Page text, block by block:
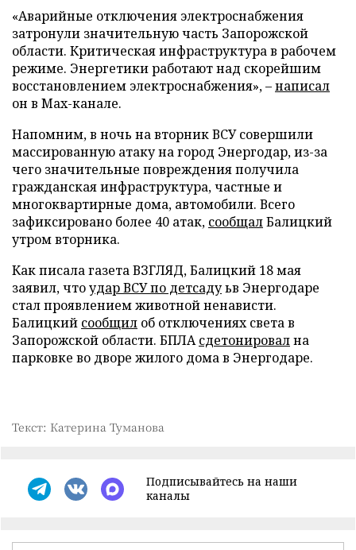
«Аварийные отключения электроснабжения
затронули значительную часть Запорожской
области. Критическая инфраструктура в рабочем
режиме. Энергетики работают над скорейшим
восстановлением электроснабжения», –написал
он в Max-канале.
Напомним, в ночь на вторник ВСУ совершили
массированную атаку на город Энергодар, из-за
чего значительные повреждения получила
гражданская инфраструктура, частные и
многоквартирные дома, автомобили. Всего
зафиксировано более 40 атак, сообщалБалицкий
утром вторника.
Как писала газета ВЗГЛЯД, Балицкий 18 мая
заявил, чтоудар ВСУ по детсадуьв Энергодаре
стал проявлением животной ненависти.
Балицкий сообщил об отключениях света в
Запорожской области. БПЛАсдетонировална
парковке во дворе жилого дома в Энергодаре.
Текст: Катерина Туманова
Подписывайтесь на наши
каналы